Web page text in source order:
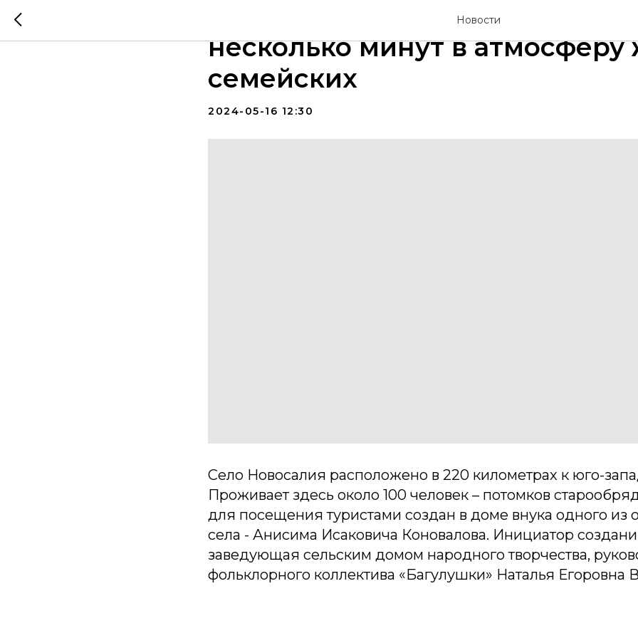
Новости
Приглашаем перенестись на
несколько минут в
семейских
2024-05-16 12:30
Село Новосалия расположено в 220 километрах к юго-
Проживает здесь около 100 человек – потомков
для посещения туристами создан в доме внука одного из
села - Анисима Исаковича Коновалова. Инициатор
заведующая сельским домом народного творчества,
фольклорного коллектива «Багулушки» Наталья Егоровна